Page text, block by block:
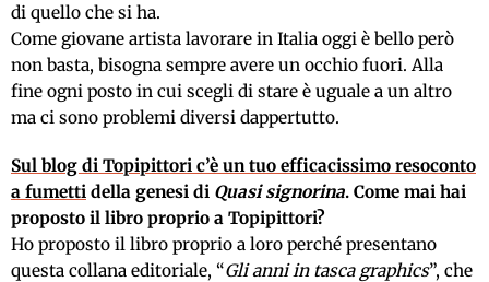
di quello che si ha.
Come giovane artista lavorare in Italia oggi è bello però
non basta, bisogna sempre avere un occhio fuori. Alla
fine ogni posto in cui scegli di stare è uguale a un altro
ma ci sono problemi diversi dappertutto.
Sul blog di Topipittori c’è un tuo efficacissimo resoconto
a fumetti della genesi di Quasi signorina. Come mai hai
proposto il libro proprio a Topipittori?
Ho proposto il libro proprio a loro perché presentano
questa collana editoriale, “Gli anni in tasca graphics”, che